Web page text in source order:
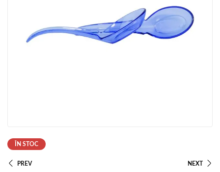
ÎN STOC
PREV NEXT